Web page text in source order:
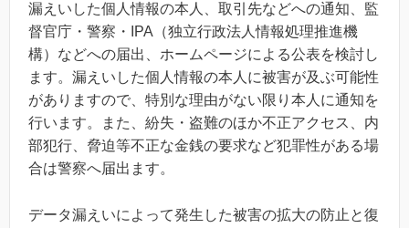
漏えいした個人情報の本人、取引先などへの通知、監
督官庁・警察・IPA（独立行政法人情報処理推進機
構）などへの届出、ホームページによる公表を検討し
ます。漏えいした個人情報の本人に被害が及ぶ可能性
がありますので、特別な理由がない限り本人に通知を
行います。また、紛失・盗難のほか不正アクセス、内
部犯行、脅迫等不正な金銭の要求など犯罪性がある場
合は警察へ届出ます。
データ漏えいによって発生した被害の拡大の防止と復